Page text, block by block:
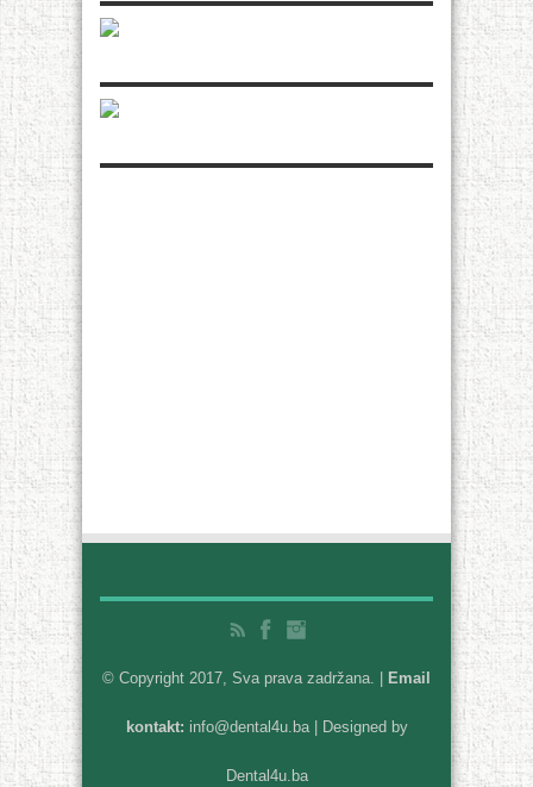
© Copyright 2017, Sva prava zadržana. | Email
kontakt: info@dental4u.ba| Designed by
Dental4u.ba